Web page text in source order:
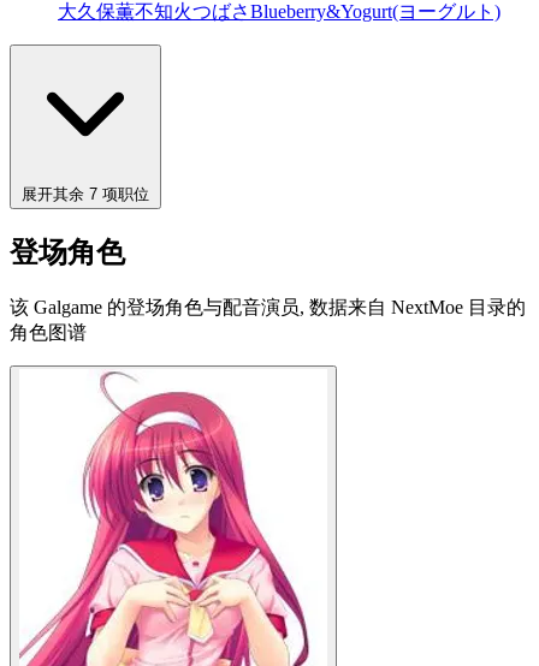
大久保薫不知火つばさBlueberry&Yogurt(ヨーグルト)
展开其余 7 项职位
登场角色
该 Galgame 的登场角色与配音演员, 数据来自 NextMoe 目录的
角色图谱